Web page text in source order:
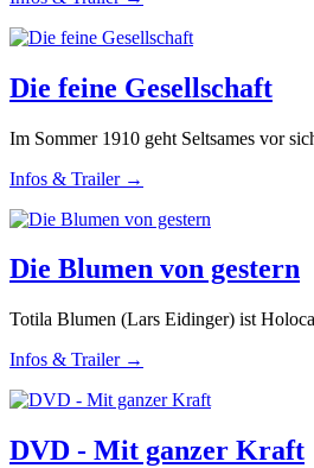
Die feine Gesellschaft
Im Sommer 1910 geht Seltsames vor
Infos & Trailer →
Die Blumen von gestern
Totila Blumen (Lars Eidinger) ist
Infos & Trailer →
DVD - Mit ganzer Kraft